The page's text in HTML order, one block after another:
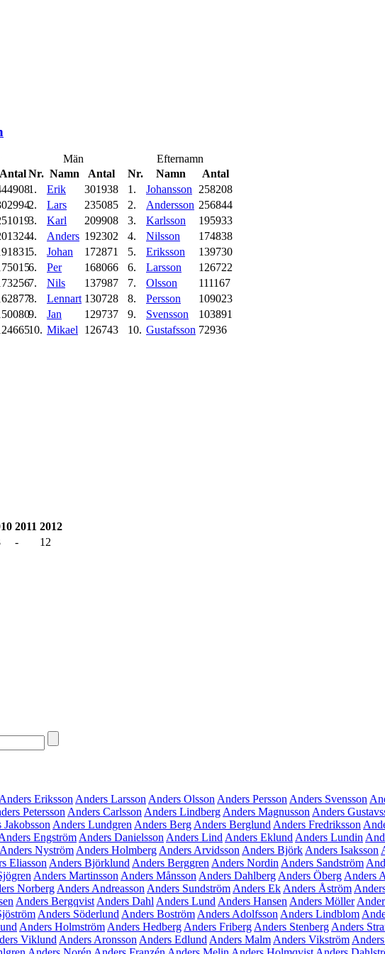
2011 2012
- 12
Antal
Män
Nr. Namn
Antal
1.
Erik
301938
2.
Lars
235085
3.
Karl
209908
4.
Anders 192302
5.
Johan
172871
6.
Per
168066
7.
Nils
137987
8.
Lennart 130728
9.
Jan
129737
10. Mikael 126743
Efternamn
Nr.
Namn
Antal
1.
Johansson
258208
2.
Andersson 256844
3.
Karlsson
195933
4.
Nilsson
174838
5.
Eriksson
139730
6.
Larsson
126722
7.
Olsson
111167
8.
Persson
109023
9.
Svensson
103891
10. Gustafsson 72936
Anders Eriksson Anders Larsson Anders Olsson Anders Persson Anders Svensson
Petersson Anders Carlsson Anders Lindberg Anders Magnusson Anders
Jakobsson Anders Lundgren Anders Berg Anders Berglund Anders Fredriksson
Engström Anders Danielsson Anders Lind Anders Eklund Anders Lundin
Anders Nyström Anders Holmberg Anders Arvidsson Anders Björk Anders Isaksson
Eliasson Anders Björklund Anders Berggren Anders Nordin Anders Sandström
Anders Martinsson Anders Månsson Anders Dahlberg Anders Öberg Anders
Norberg Anders Andreasson Anders Sundström Anders Ek Anders Åström
Anders Bergqvist Anders Dahl Anders Lund Anders Hansen Anders Möller
Anders Söderlund Anders Boström Anders Adolfsson Anders Lindblom
Anders Holmström Anders Hedberg Anders Friberg Anders Stenberg Anders
Viklund Anders Aronsson Anders Edlund Anders Malm Anders Vikström